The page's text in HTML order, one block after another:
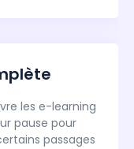
les e-learning
pause pour
passages